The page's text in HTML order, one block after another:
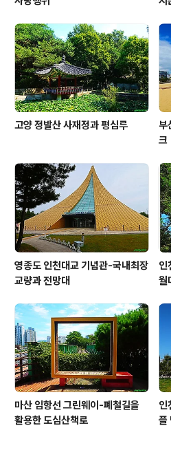
고양 정발산 사재정과 평심루
부
크
영종도 인천대교 기념관-국내최장
교량과 전망대
인
월
마산 임항선 그린웨이-폐철길을
활용한 도심산책로
인
플